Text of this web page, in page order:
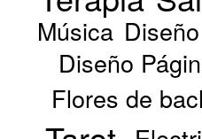
Música Diseño
Diseño
Flores de